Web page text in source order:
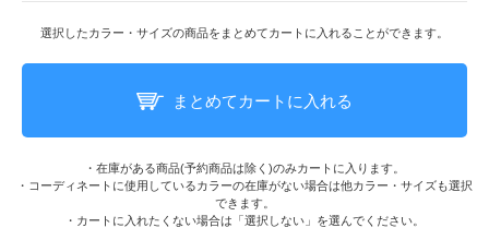
選択したカラー・サイズの商品をまとめてカートに入れることができます。
まとめてカートに入れる
・在庫がある商品(予約商品は除く)のみカートに入ります。
・コーディネートに使用しているカラーの在庫がない場合は他カラー・サイズも選択
できます。
・カートに入れたくない場合は「選択しない」を選んでください。